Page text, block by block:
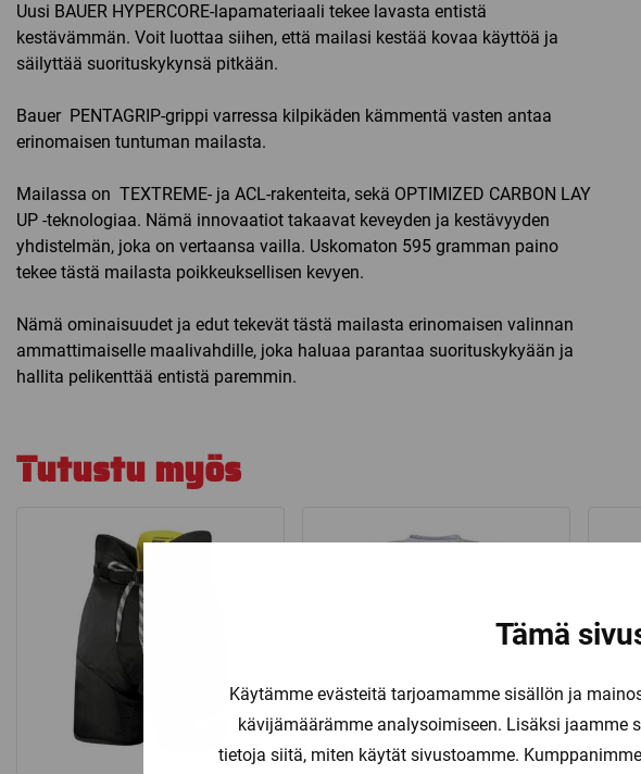
Tämä
Käytämme evästeitä tarjoamamme sisällön ja
kävijämäärämme analysoimiseen. Lisäksi jaamme
tietoja siitä, miten käytät sivustoamme.
Uusi BAUER HYPERCORE-lapamateriaali tekee lavasta entistä
kestävämmän. Voit luottaa siihen, että mailasi kestää kovaa käyttöä ja
säilyttää suorituskykynsä pitkään.
Bauer PENTAGRIP-grippi varressa kilpikäden kämmentä vasten antaa
erinomaisen tuntuman mailasta.
Mailassa on TEXTREME- ja ACL-rakenteita, sekä OPTIMIZED CARBON LAY
UP -teknologiaa. Nämä innovaatiot takaavat keveyden ja kestävyyden
yhdistelmän, joka on vertaansa vailla. Uskomaton 595 gramman paino
tekee tästä mailasta poikkeuksellisen kevyen.
Nämä ominaisuudet ja edut tekevät tästä mailasta erinomaisen valinnan
ammattimaiselle maalivahdille, joka haluaa parantaa suorituskykyään ja
hallita pelikenttää entistä paremmin.
Tutustu myös